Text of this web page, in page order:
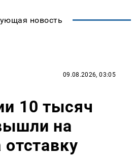
новость
09.08.2026, 03:05
10 тысяч
на